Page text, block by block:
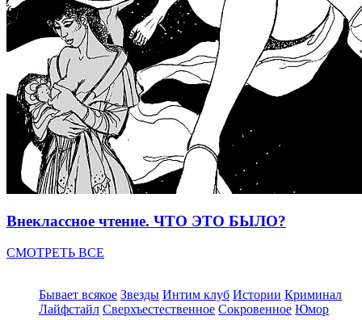
Внеклассное чтение. ЧТО ЭТО БЫЛО?
СМОТРЕТЬ ВСЕ
Бывает всякое Звезды Интим клуб Истории Криминал
Лайфстайл Сверхъестественное Сокровенное Юмор